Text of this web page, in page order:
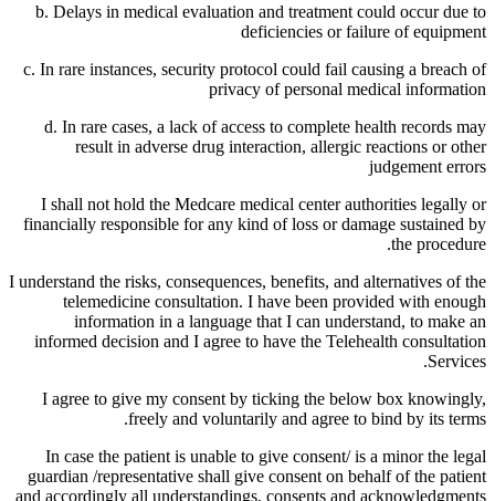
b. Delays in medical evaluation and treatment could occur due to
deficiencies or failure of equipment
c. In rare instances, security protocol could fail causing a breach of
privacy of personal medical information
d. In rare cases, a lack of access to complete health records may
result in adverse drug interaction, allergic reactions or other
judgement errors
I shall not hold the Medcare medical center authorities legally or
financially responsible for any kind of loss or damage sustained by
the procedure.
I understand the risks, consequences, benefits, and alternatives of the
telemedicine consultation. I have been provided with enough
information in a language that I can understand, to make an
informed decision and I agree to have the Telehealth consultation
Services.
I agree to give my consent by ticking the below box knowingly,
freely and voluntarily and agree to bind by its terms.
In case the patient is unable to give consent/ is a minor the legal
guardian /representative shall give consent on behalf of the patient
and accordingly all understandings, consents and acknowledgments